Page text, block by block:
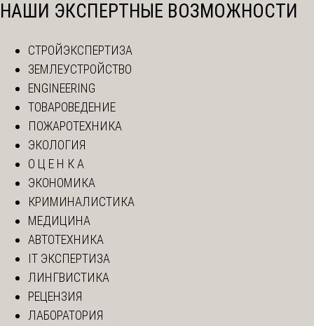
НАШИ ЭКСПЕРТНЫЕ ВОЗМОЖНОСТИ
СТРОЙЭКСПЕРТИЗА
ЗЕМЛЕУСТРОЙСТВО
ENGINEERING
ТОВАРОВЕДЕНИЕ
ПОЖАРОТЕХНИКА
ЭКОЛОГИЯ
О Ц Е Н К А
ЭКОНОМИКА
КРИМИНАЛИСТИКА
МЕДИЦИНА
АВТОТЕХНИКА
IT ЭКСПЕРТИЗА
ЛИНГВИСТИКА
РЕЦЕНЗИЯ
ЛАБОРАТОРИЯ